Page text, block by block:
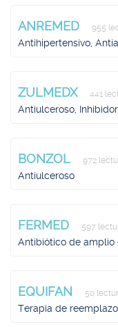
ANREMED 955
Antihipertensivo,
ZULMEDX 441
Antiulceroso,
BONZOL 972
Antiulceroso
FERMED 597
Antibiótico de amplio
EQUIFAN 50
Terapia de